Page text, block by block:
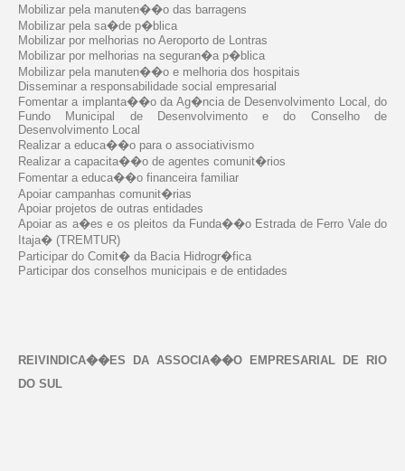
Mobilizar pela manuten��o das barragens
Mobilizar pela sa�de p�blica
Mobilizar por melhorias no Aeroporto de Lontras
Mobilizar por melhorias na seguran�a p�blica
Mobilizar pela manuten��o e melhoria dos hospitais
Disseminar a responsabilidade social empresarial
Fomentar a implanta��o da Ag�ncia de Desenvolvimento Local, do
Fundo Municipal de Desenvolvimento e do Conselho de
Desenvolvimento Local
Realizar a educa��o para o associativismo
Realizar a capacita��o de agentes comunit�rios
Fomentar a educa��o financeira familiar
Apoiar campanhas comunit�rias
Apoiar projetos de outras entidades
Apoiar as a�es e os pleitos da Funda��o Estrada de Ferro Vale do
Itaja� (TREMTUR)
Participar do Comit� da Bacia Hidrogr�fica
Participar dos conselhos municipais e de entidades
REIVINDICA��ES DA ASSOCIA��O EMPRESARIAL DE RIO
DO SUL